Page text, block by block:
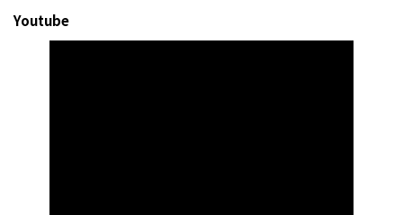
Youtube